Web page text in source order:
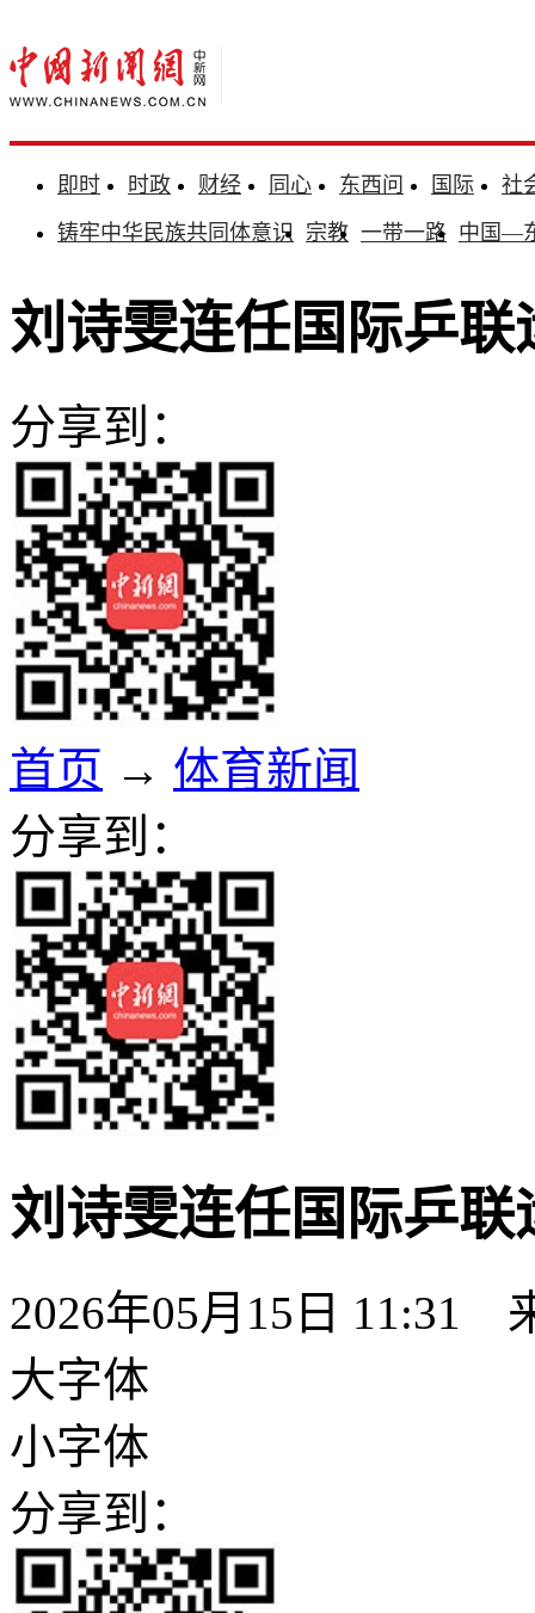
即时 时政 财经 同心 东西问 国际
社
铸牢中华民族共同体意识 宗教 一带一路 中国—
刘诗雯连任国际乒
分享到：
首页 → 体育新闻
分享到：
刘诗雯连任国际乒
2026年05月15日 11:31
大字体
小字体
分享到：